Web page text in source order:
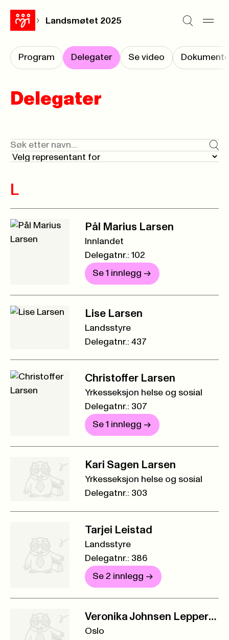
Landsmøtet 2025
Program Delegater Se video
Delegater
Filtrer delegater
Søk og filtreringsalternativer
Navn
Velg representant for
L
Pål Marius Larsen
Innlandet
Delegatnr.: 102
Se 1 innlegg ->
Lise Larsen
Landsstyre
Delegatnr.: 437
Christoffer Larsen
Yrkesseksjon helse og sosial
Delegatnr.: 307
Se 1 innlegg ->
Kari Sagen Larsen
Yrkesseksjon helse og sosial
Delegatnr.: 303
Tarjei Leistad
Landsstyre
Delegatnr.: 386
Se 2 innlegg ->
Veronika Johnsen Lepperød
Oslo